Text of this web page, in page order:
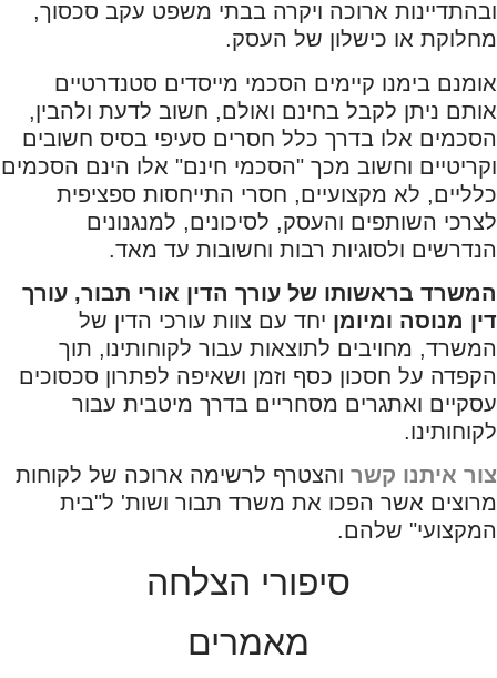
ובהתדיינות ארוכה ויקרה בבתי משפט עקב סכסוך,
מחלוקת או כישלון של העסק.
אומנם בימנו קיימים הסכמי מייסדים סטנדרטיים
אותם ניתן לקבל בחינם ואולם, חשוב לדעת ולהבין,
הסכמים אלו בדרך כלל חסרים סעיפי בסיס חשובים
וקריטיים וחשוב מכך "הסכמי חינם" אלו הינם הסכמים
כלליים, לא מקצועיים, חסרי התייחסות ספציפית
לצרכי השותפים והעסק, לסיכונים, למנגנונים
הנדרשים ולסוגיות רבות וחשובות עד מאד.
המשרד בראשותו של עורך הדין אורי תבור, עורך
דין מנוסה ומיומן יחד עם צוות עורכי הדין של
המשרד, מחויבים לתוצאות עבור לקוחותינו, תוך
הקפדה על חסכון כסף וזמן ושאיפה לפתרון סכסוכים
עסקיים ואתגרים מסחריים בדרך מיטבית עבור
לקוחותינו.
צור איתנו קשר והצטרף לרשימה ארוכה של לקוחות
מרוצים אשר הפכו את משרד תבור ושות' ל"בית
המקצועי" שלהם.
סיפורי הצלחה
מאמרים